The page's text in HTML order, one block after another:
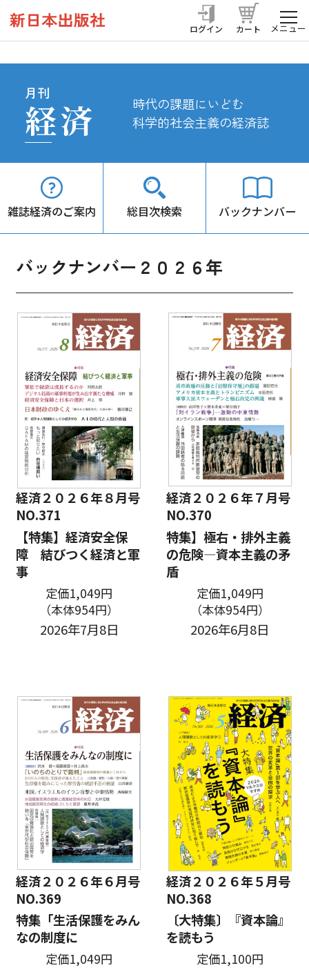
ログイン カート メニュー
月刊
経済
時代の課題にいどむ
科学的社会主義の経済誌
雑誌経済のご案内 総目次検索 バックナンバー
バックナンバー２０２６年
経済２０２６年８月号
NO.371
【特集】経済安全保
障 結びつく経済と軍
事
定価1,049円
（本体954円）
2026年7月8日
経済２０２６年７月号
NO.370
特集】極右・排外主義
の危険―資本主義の矛
盾
定価1,049円
（本体954円）
2026年6月8日
経済２０２６年６月号
NO.369
特集「生活保護をみん
なの制度に
定価1,049円
経済２０２６年５月号
NO.368
〔大特集〕『資本論』
を読もう
定価1,100円